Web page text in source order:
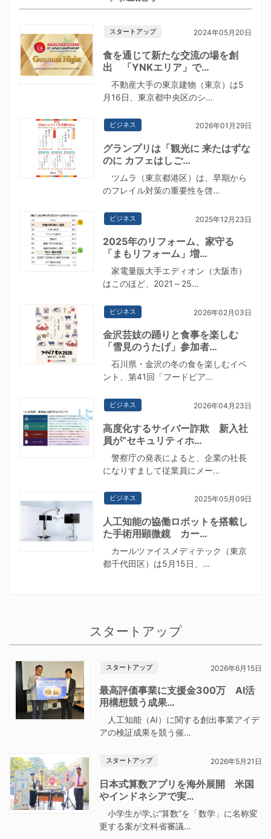
スタートアップ 2024年05月20日
食を通じて新たな交流の場を創
出 「YNKエリア」で…
不動産大手の東京建物（東京）は5
月16日、東京都中央区のシ…
ビジネス 2026年01月29日
グランプリは「観光に 来たはずな
のに カフェはしご…
ツムラ（東京都港区）は、早期から
のフレイル対策の重要性を啓…
ビジネス 2025年12月23日
2025年のリフォーム、家守る
「まもリフォーム」増…
家電量販大手エディオン（大阪市）
はこのほど、2021～25…
ビジネス 2026年02月03日
金沢芸妓の踊りと食事を楽しむ
「雪見のうたげ」参加者…
石川県・金沢の冬の食を楽しむイベ
ント、第41回「フードピア…
ビジネス 2026年04月23日
高度化するサイバー詐欺 新入社
員が“セキュリティホ…
警察庁の発表によると、企業の社長
になりすまして従業員にメー…
ビジネス 2025年05月09日
人工知能の協働ロボットを搭載し
た手術用顕微鏡 カー…
カールツァイスメディテック（東京
都千代田区）は5月15日、…
スタートアップ
スタートアップ 2026年6月15日
最高評価事業に支援金300万 AI活
用構想競う成果…
人工知能（AI）に関する創出事業アイデ
アの検証成果を競う催…
スタートアップ 2026年5月21日
日本式算数アプリを海外展開 米国
やインドネシアで実…
小学生が学ぶ“算数”を「数学」に名称変
更する案が文科省審議…